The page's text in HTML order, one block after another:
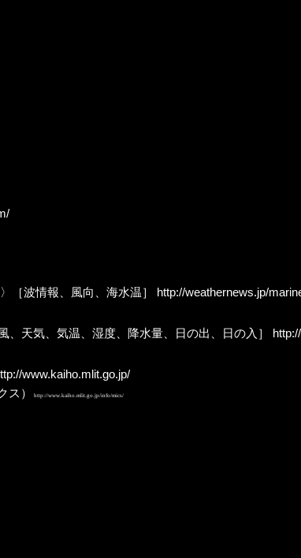
［波情報、風向、海水温］ http://weathernews.jp/
、天気、気温、湿度、降水量、日の出、日の入］
www.kaiho.mlit.go.jp/
ス） http://www.kaiho.mlit.go.jp/info/mics/